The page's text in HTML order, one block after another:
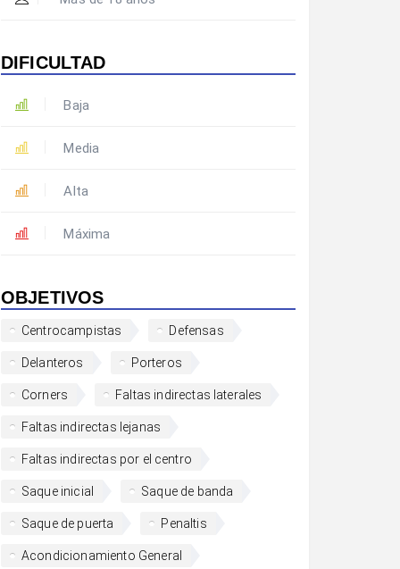
DIFICULTAD
Baja
Media
Alta
Máxima
OBJETIVOS
Centrocampistas Defensas
Delanteros Porteros
Corners Faltas indirectas laterales
Faltas indirectas lejanas
Faltas indirectas por el centro
Saque inicial Saque de banda
Saque de puerta Penaltis
Acondicionamiento General